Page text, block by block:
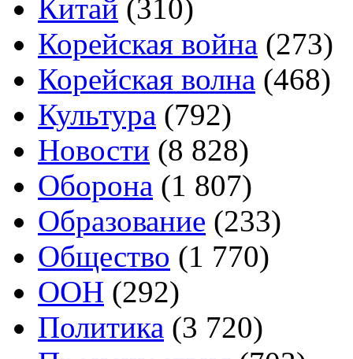
Китай (310)
Корейская война (273)
Корейская волна (468)
Культура (792)
Новости (8 828)
Оборона (1 807)
Образование (233)
Общество (1 770)
ООН (292)
Политика (3 720)